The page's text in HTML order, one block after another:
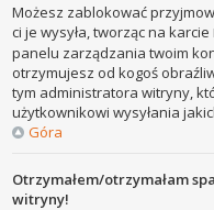
Możesz zablokować
ci je wysyła, tworząc na karcie
panelu zarządzania twoim
otrzymujesz od kogoś
tym administratora witryny,
użytkownikowi wysyłania
Góra
Otrzymałem/otrzymałam
witryny!